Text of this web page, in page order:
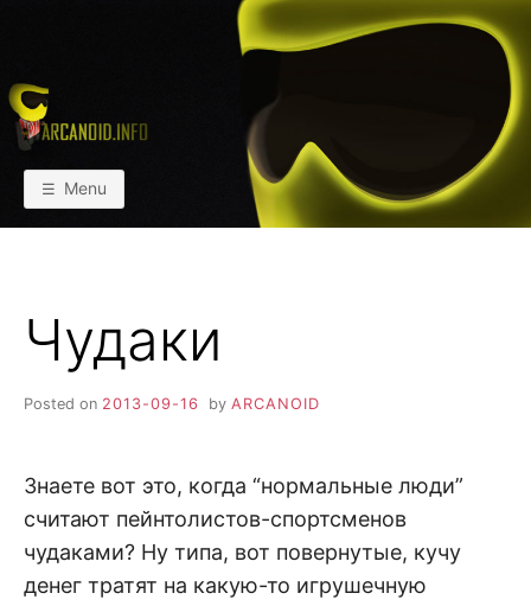
АРКАИНФО
Пейнтбол vs Paintball
Menu
Чудаки
Posted on 2013-09-16 by ARCANOID
Знаете вот это, когда “нормальные люди”
считают пейнтолистов-спортсменов
чудаками? Ну типа, вот повернутые, кучу
денег тратят на какую-то игрушечную